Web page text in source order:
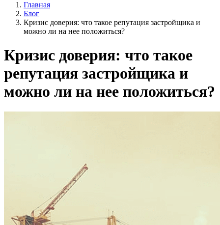
Главная
Блог
Кризис доверия: что такое репутация застройщика и
можно ли на нее положиться?
Кризис доверия: что такое
репутация застройщика и
можно ли на нее положиться?